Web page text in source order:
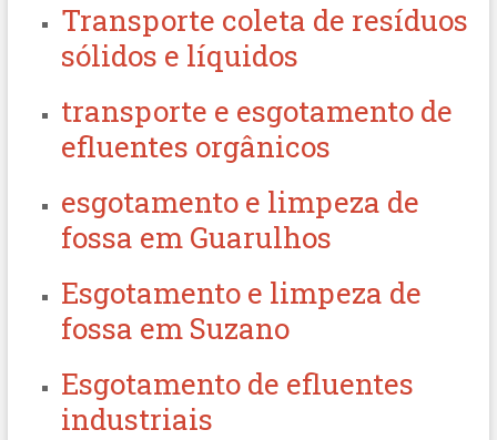
Transporte coleta de resíduos
sólidos e líquidos
transporte e esgotamento de
efluentes orgânicos
esgotamento e limpeza de
fossa em Guarulhos
Esgotamento e limpeza de
fossa em Suzano
Esgotamento de efluentes
industriais